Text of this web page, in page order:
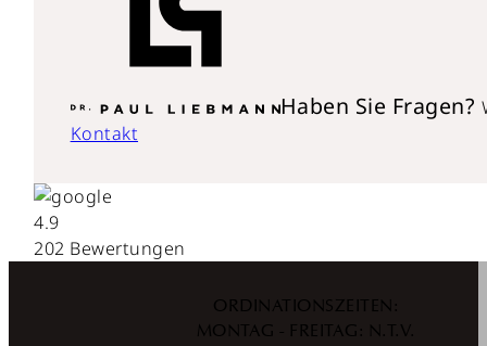
Haben Sie Fragen?
Kontakt
4.9
202 Bewertungen
ORDINATIONSZEITEN:
MONTAG - FREITAG: N.T.V.